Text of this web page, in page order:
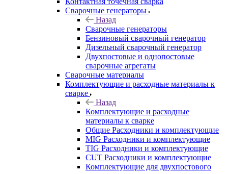
Сварочные генераторы
Назад
Сварочные генераторы
Бензиновый сварочный генератор
Дизельный сварочный генератор
Двухпостовые и однопостовые
сварочные агрегаты
Сварочные материалы
Комплектующие и расходные материалы к
сварке
Назад
Комплектующие и расходные
материалы к сварке
Общие Расходники и комплектующие
MIG Расходники и комплектующие
TIG Расходники и комплектующие
CUT Расходники и комплектующие
Комплектующие для двухпостового